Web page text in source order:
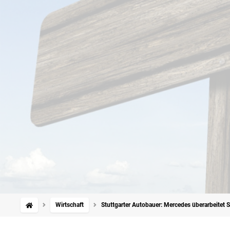
Wirtschaft Stuttgarter Autobauer: Mercedes überarbeitet